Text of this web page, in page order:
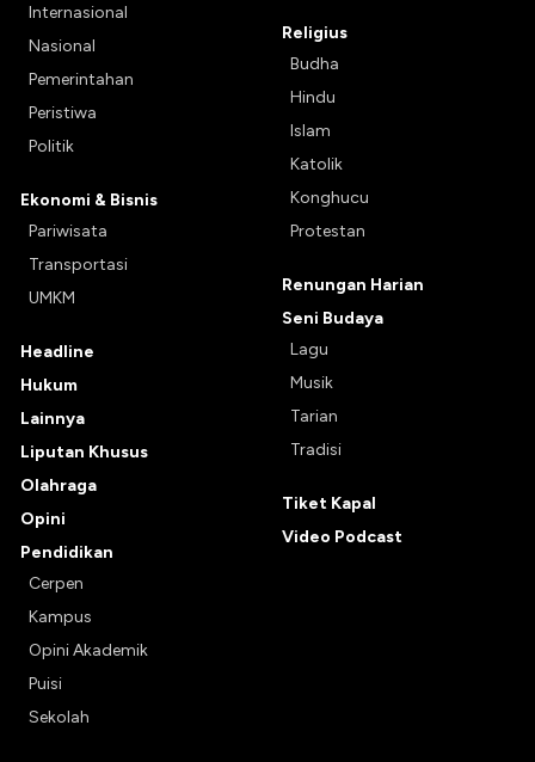
Internasional
Nasional
Pemerintahan
Peristiwa
Politik
Ekonomi & Bisnis
Pariwisata
Transportasi
UMKM
Headline
Hukum
Lainnya
Liputan Khusus
Olahraga
Opini
Pendidikan
Cerpen
Kampus
Opini Akademik
Puisi
Sekolah
Religius
Budha
Hindu
Islam
Katolik
Konghucu
Protestan
Renungan Harian
Seni Budaya
Lagu
Musik
Tarian
Tradisi
Tiket Kapal
Video Podcast